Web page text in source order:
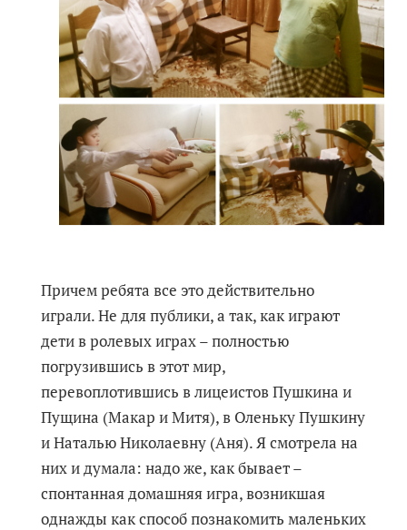
Причем ребята все это действительно
играли. Не для публики, а так, как играют
дети в ролевых играх – полностью
погрузившись в этот мир,
перевоплотившись в лицеистов Пушкина и
Пущина (Макар и Митя), в Оленьку Пушкину
и Наталью Николаевну (Аня). Я смотрела на
них и думала: надо же, как бывает –
спонтанная домашняя игра, возникшая
однажды как способ познакомить маленьких